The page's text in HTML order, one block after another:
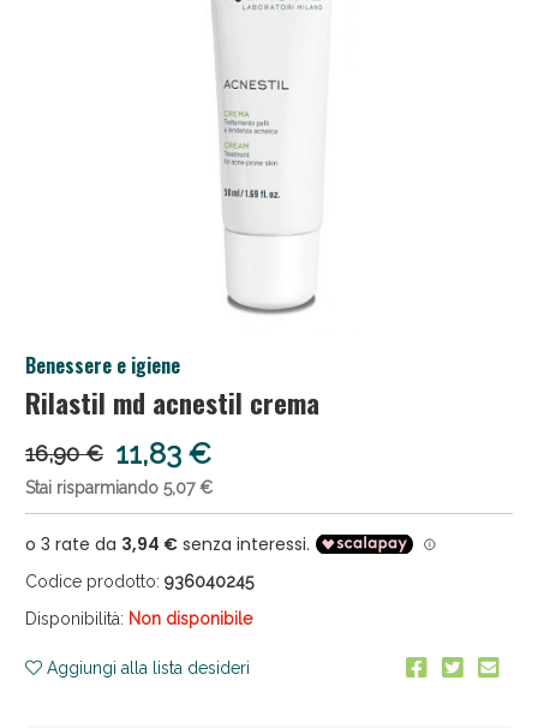
Benessere e igiene
Rilastil md acnestil crema
16,90 € 11,83 €
Stai risparmiando 5,07 €
Codice prodotto: 936040245
Disponibilità: Non disponibile
Aggiungi alla lista desideri
Anticellulite e Fanghi: Sconto fino al 40% valido